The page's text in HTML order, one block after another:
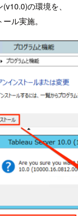
の環境を、
ル実施。